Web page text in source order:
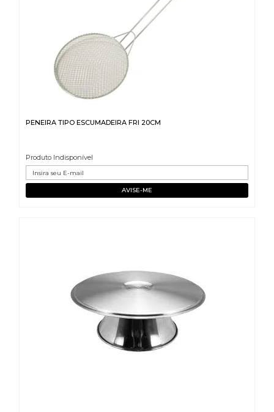
PENEIRA TIPO ESCUMADEIRA FRI 20CM
Produto Indisponível